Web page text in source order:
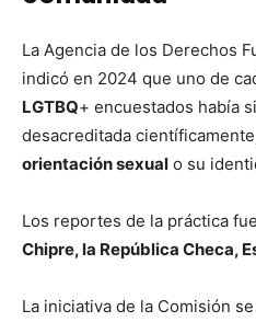
La Agencia de los Derechos
indicó en 2024 que uno de
LGTBQ+ encuestados había
desacreditada
orientación sexual o su
Los reportes de la práctica
Chipre, la República Checa,
La iniciativa de la Comisión